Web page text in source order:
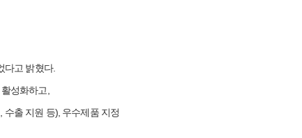
다고 밝혔다.
성화하고,
출 지원 등), 우수제품 지정